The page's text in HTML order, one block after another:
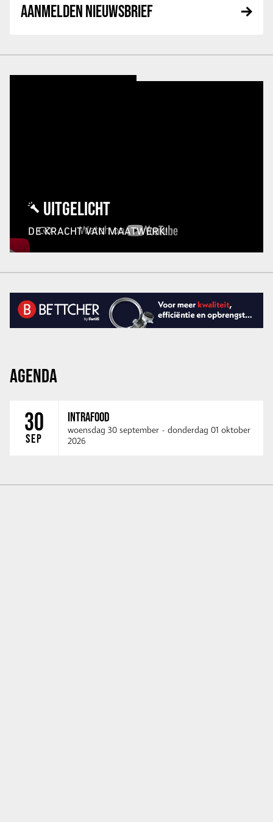
AANMELDEN NIEUWSBRIEF
UITGELICHT
DE KRACHT VAN MAATWERK!
AGENDA
30
SEP
INTRAFOOD
woensdag 30 september - donderdag 01 oktober
2026